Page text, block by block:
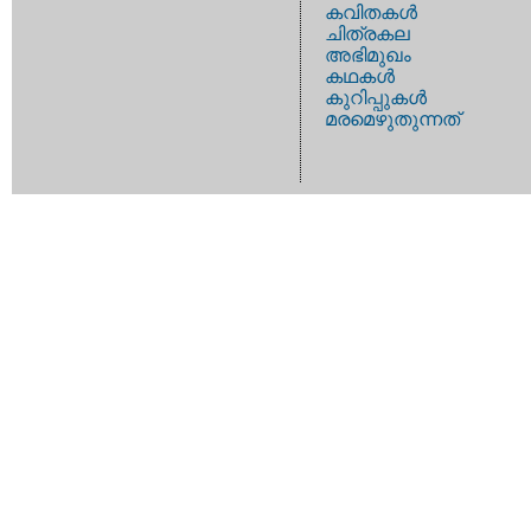
കവിതകള്‍
ചിത്രകല
അഭിമുഖം
കഥകള്‍
കുറിപ്പുകള്‍
മരമെഴുതുന്നത്